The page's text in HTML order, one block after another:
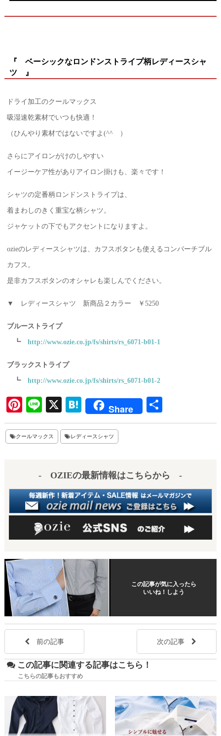
『 ベーシックなロンドンストライプ柄レディースシャ
ツ 』
ドライ加工のクールマックス
吸湿速乾素材でいつも快適！
（ひんやり素材ではないですよ(^^ゞ）
さらにアイロンがけのしやすい
イージーケア性がありアイロン掛けも、楽々です！
シャツの定番柄ロンドンストライプは、
着まわしのきく重宝な柄シャツ。
ジャケットの下でもアクセントになりますよ。
ozieのレディースシャツは、カフスボタンも使えるコンバーチブル
カフス。
是非カフスボタンのオシャレも楽しんでください。
▼ レディースシャツ 新商品２カラー ￥5250
ブルーストライプ
┗ http://www.ozie.co.jp/fs/shirts/rs_6071-b01-1
ブラックストライプ
┗ http://www.ozie.co.jp/fs/shirts/rs_6071-b01-2
Pi
nt
er
Li
ne
X
H
at
en
Share
有
クールマックス レディースシャツ
- OZIEの最新情報はこちらから -
この記事が気に入ったら
いいね！しよう
前の記事 次の記事
この記事に関連する記事はこちら！
こちらの記事もおすすめ